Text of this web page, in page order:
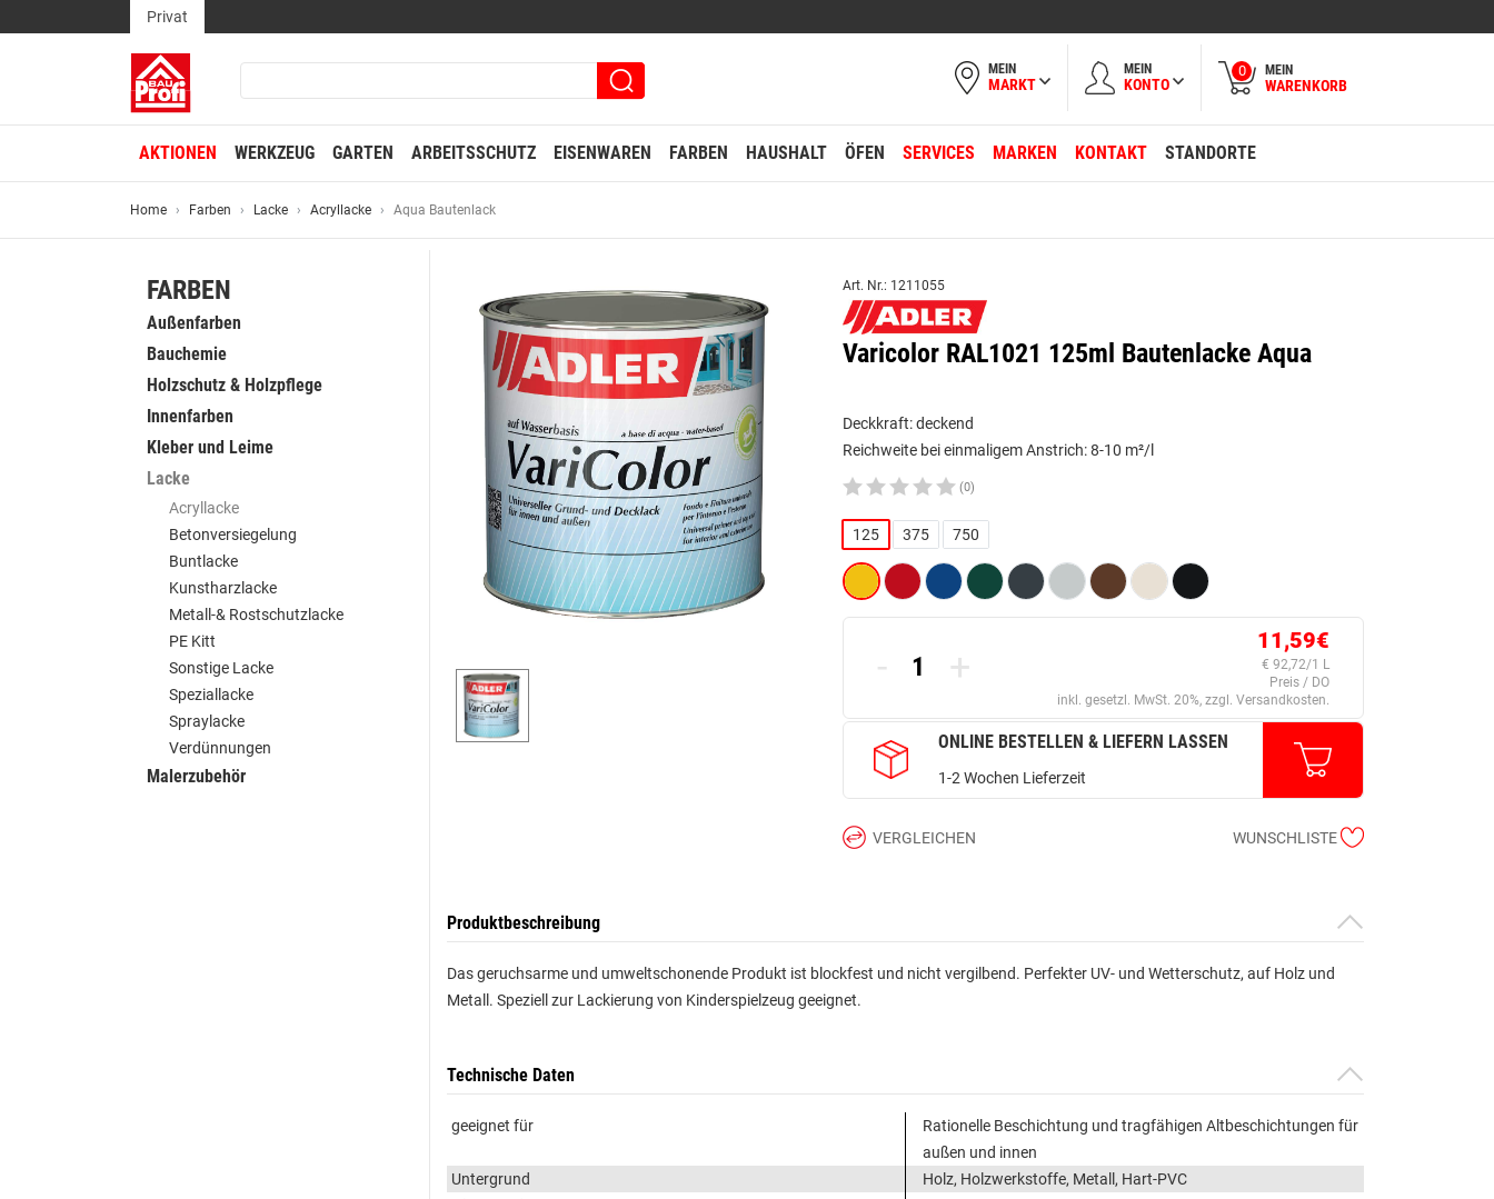
Privat
MEIN
MARKT
MEIN
KONTO
0 MEIN
WARENKORB
AKTIONEN WERKZEUG GARTEN ARBEITSSCHUTZ EISENWAREN FARBEN HAUSHALT ÖFEN SERVICES MARKEN KONTAKT STANDORTE
Home Farben Lacke Acryllacke Aqua Bautenlack
FARBEN
Außenfarben
Bauchemie
Holzschutz & Holzpflege
Innenfarben
Kleber und Leime
Lacke
Acryllacke
Betonversiegelung
Buntlacke
Kunstharzlacke
Metall-& Rostschutzlacke
PE Kitt
Sonstige Lacke
Speziallacke
Spraylacke
Verdünnungen
Malerzubehör
Art. Nr.: 1211055
Varicolor RAL1021 125ml Bautenlacke Aqua
Deckkraft: deckend
Reichweite bei einmaligem Anstrich: 8-10 m²/l
(0)
125 375 750
- +
11,59€
€ 92,72/1 L
Preis / DO
inkl. gesetzl. MwSt. 20%, zzgl. Versandkosten.
ONLINE BESTELLEN & LIEFERN LASSEN
1-2 Wochen Lieferzeit
VERGLEICHEN WUNSCHLISTE
Produktbeschreibung
Das geruchsarme und umweltschonende Produkt ist blockfest und nicht vergilbend. Perfekter UV- und Wetterschutz, auf Holz und
Metall. Speziell zur Lackierung von Kinderspielzeug geeignet.
Technische Daten
geeignet für
Rationelle Beschichtung und tragfähigen Altbeschichtungen für
außen und innen
Untergrund
Holz, Holzwerkstoffe, Metall, Hart-PVC